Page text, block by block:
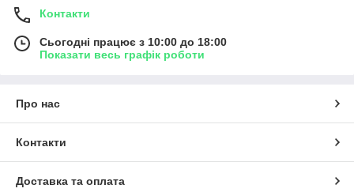
Контакти
Сьогодні працює з 10:00 до 18:00
Показати весь графік роботи
Про нас
Контакти
Доставка та оплата